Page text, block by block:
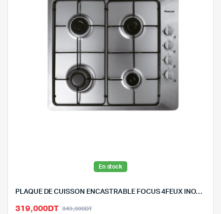
En stock
PLAQUE DE CUISSON ENCASTRABLE FOCUS 4FEUX INOX–F400X
349,000DTLe
319,000DT Le